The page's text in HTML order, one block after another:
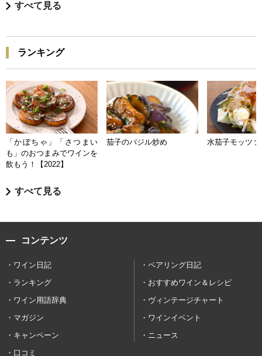
すべて見る
ランキング
「かぼちゃ」「さつまい
も」のおつまみでワインを
飲もう！【2022】
茄子のバジル炒め 水茄子モッツァ
すべて見る
コンテンツ
ワイン日記
ペアリング日記
ランキング
おすすめワイン＆レシピ
ワイン用語辞典
ヴィンテージチャート
マガジン
ワインイベント
キャンペーン
ニュース
口コミ